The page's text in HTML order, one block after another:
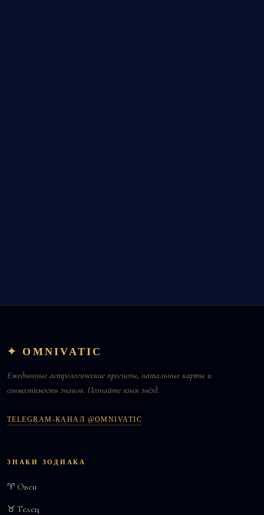
✦ OMNIVATIC
Ежедневные астрологические прогнозы, натальные карты и
совместимость знаков. Познайте язык звёзд.
TELEGRAM-КАНАЛ @OMNIVATIC
ЗНАКИ ЗОДИАКА
♈ Овен
♉ Телец